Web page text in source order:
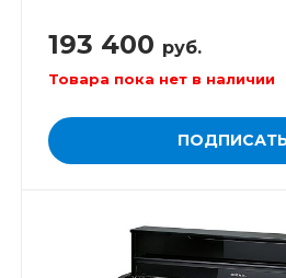
193 400 руб.
Товара пока нет в наличии